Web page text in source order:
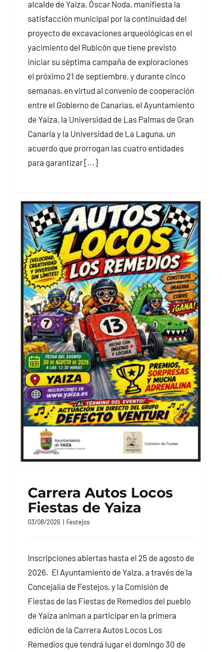
alcalde de Yaiza, Óscar Noda, manifiesta la
satisfacción municipal por la continuidad del
proyecto de excavaciones arqueológicas en el
yacimiento del Rubicón que tiene previsto
iniciar su séptima campaña de exploraciones
el próximo 21 de septiembre, y durante cinco
semanas, en virtud al convenio de cooperación
entre el Gobierno de Canarias, el Ayuntamiento
de Yaiza, la Universidad de Las Palmas de Gran
Canaria y la Universidad de La Laguna, un
acuerdo que prorrogan las cuatro entidades
para garantizar [...]
Carrera Autos Locos
Fiestas de Yaiza
03/08/2026 | Festejos
Inscripciones abiertas hasta el 25 de agosto de
2026. El Ayuntamiento de Yaiza, a través de la
Concejalía de Festejos, y la Comisión de
Fiestas de las Fiestas de Remedios del pueblo
de Yaiza animan a participar en la primera
edición de la Carrera Autos Locos Los
Remedios que tendrá lugar el domingo 30 de